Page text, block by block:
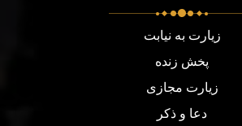
زیارت به نیابت
پخش زنده
زیارت مجازی
دعا و ذکر